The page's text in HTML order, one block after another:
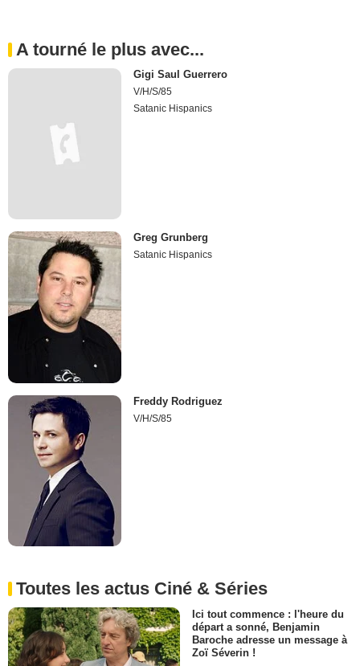
A tourné le plus avec...
Gigi Saul Guerrero
V/H/S/85
Satanic Hispanics
Greg Grunberg
Satanic Hispanics
Freddy Rodriguez
V/H/S/85
Toutes les actus Ciné & Séries
Ici tout commence : l'heure du
départ a sonné, Benjamin
Baroche adresse un message à
Zoï Séverin !